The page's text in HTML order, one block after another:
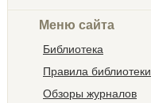
Меню сайта
Библиотека
Правила библиотеки
Обзоры журналов